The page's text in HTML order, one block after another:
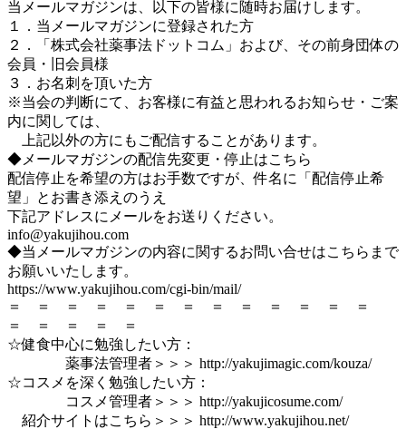
当メールマガジンは、以下の皆様に随時お届けします。
１．当メールマガジンに登録された方
２．「株式会社薬事法ドットコム」および、その前身団体の
会員・旧会員様
３．お名刺を頂いた方
※当会の判断にて、お客様に有益と思われるお知らせ・ご案
内に関しては、
上記以外の方にもご配信することがあります。
◆メールマガジンの配信先変更・停止はこちら
配信停止を希望の方はお手数ですが、件名に「配信停止希
望」とお書き添えのうえ
下記アドレスにメールをお送りください。
info@yakujihou.com
◆当メールマガジンの内容に関するお問い合せはこちらまで
お願いいたします。
https://www.yakujihou.com/cgi-bin/mail/
＝ ＝ ＝ ＝ ＝ ＝ ＝ ＝ ＝ ＝ ＝ ＝ ＝
＝ ＝ ＝ ＝ ＝
☆健食中心に勉強したい方：
薬事法管理者＞＞＞ http://yakujimagic.com/kouza/
☆コスメを深く勉強したい方：
コスメ管理者＞＞＞ http://yakujicosume.com/
紹介サイトはこちら＞＞＞ http://www.yakujihou.net/